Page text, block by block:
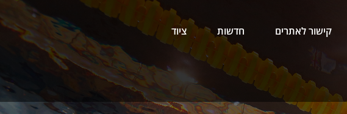
קישור לאתרים חדשות ציוד